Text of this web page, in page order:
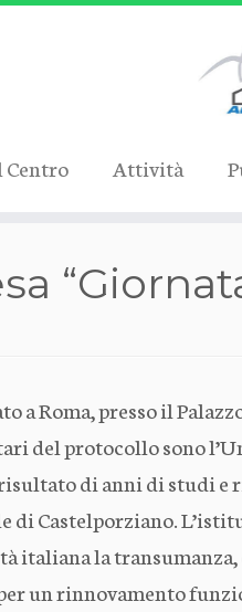
Centro Attività
a Roma, presso il
del protocollo sono
di anni di studi e
di Castelporziano.
italiana la
un rinnovamento